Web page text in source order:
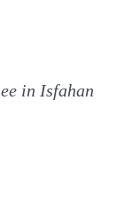
in Isfahan